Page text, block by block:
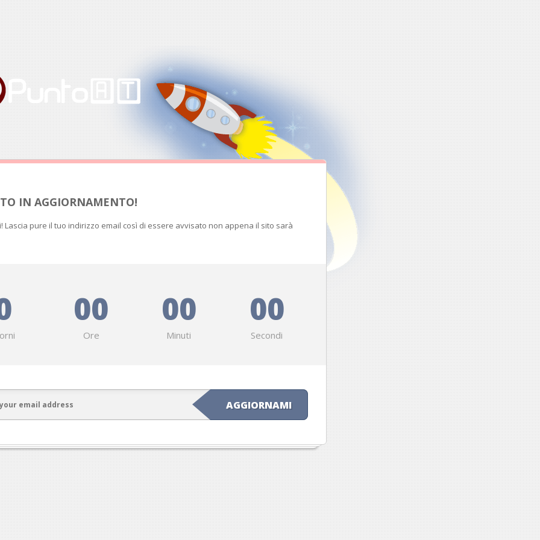
IN AGGIORNAMENTO!
Lascia pure il tuo indirizzo email così di essere avvisato non appena il sito sarà
00
Ore
00
Minuti
00
Secondi